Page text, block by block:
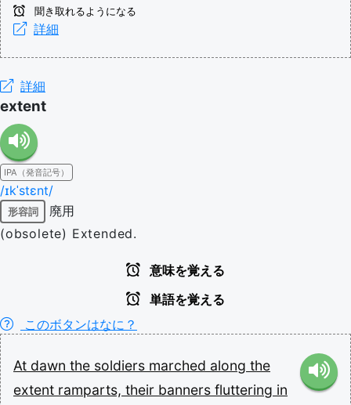
聞き取れるようになる
詳細
詳細
extent
IPA（発音記号）
/ɪkˈstɛnt/
形容詞
廃用
(obsolete) Extended.
意味を覚える
単語を覚える
このボタンはなに？
At dawn the soldiers marched along the
extent ramparts, their banners fluttering in